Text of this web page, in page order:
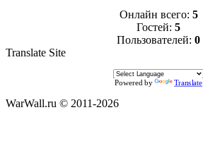
Онлайн всего: 5
Гостей: 5
Пользователей: 0
Translate Site
Powered by Translate
WarWall.ru © 2011-2026